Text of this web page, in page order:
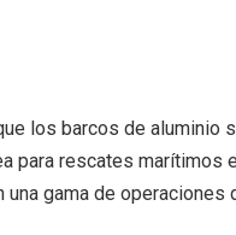
los barcos de aluminio
para rescates
gama de